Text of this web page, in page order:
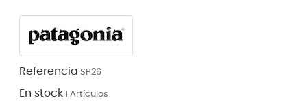
Referencia SP26
En stock 1 Artículos